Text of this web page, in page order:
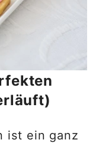
ist ein ganz